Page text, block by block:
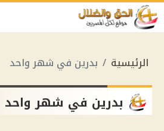
الرئيسية بدرين في شهر واحد
بدرين في شهر واحد